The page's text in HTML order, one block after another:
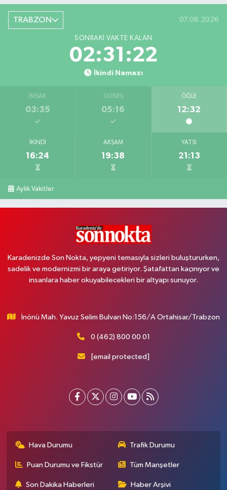
TRABZON 07.08.2026
SONRAKI VAKTE KALAN
02:31:22
İkindi Namazı
İMSAK
03:35
GÜNEŞ
05:16
ÖĞLE
12:32
İKINDI
16:24
AKŞAM
19:38
YATSI
21:13
Aylık Vakitler
Karadenizde Son Nokta, yepyeni temasıyla sizleri buluştururken,
sadelik ve modernizmi bir araya getiriyor. Şatafattan kaçınıyor ve
insanlara haber okuyabilecekleri bir altyapı sunuyor.
İnönü Mah. Yavuz Selim Bulvarı No:156/A Ortahisar/Trabzon
0 (462) 800 00 01
[email protected]
Hava Durumu Trafik Durumu
Puan Durumu ve Fikstür Tüm Manşetler
Son Dakika Haberleri Haber Arşivi